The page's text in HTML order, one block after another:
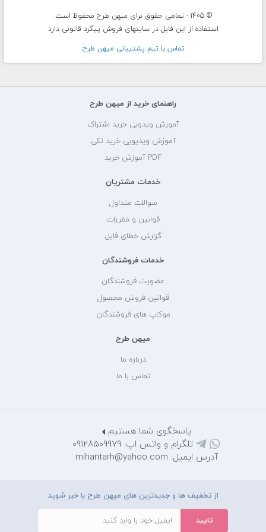
© 1405 - تمامی حقوق برای میهن طرح محفوظ است.
استفاده از این فایل در سایتهای فروش پیگرد قانونی دارد
تماس با تيم پشتيبانی ميهن طرح
راهنمای خرید از میهن طرح
آموزش ویدویی خرید اشتراک
آموزش ویدیویی خرید تکی
PDF آموزش خرید
خدمات مشتریان
سوالات متداول
قوانین و مقررات
گزارش خطای فایل
خدمات فروشندگان
عضویت فروشندگان
قوانین فروش محصول
موکاپ های فروشندگان
میهن طرح
درباره ما
تماس با ما
پاسخگوی شما هستیم
تلگرام و واتس اپ: 09128509979
آدرس ایمیل: mihantarh@yahoo.com
از تخفیف ها و جدیدترین های میهن طرح با خبر شوید